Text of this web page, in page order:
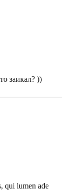
заикал? ))
qui lumen ade